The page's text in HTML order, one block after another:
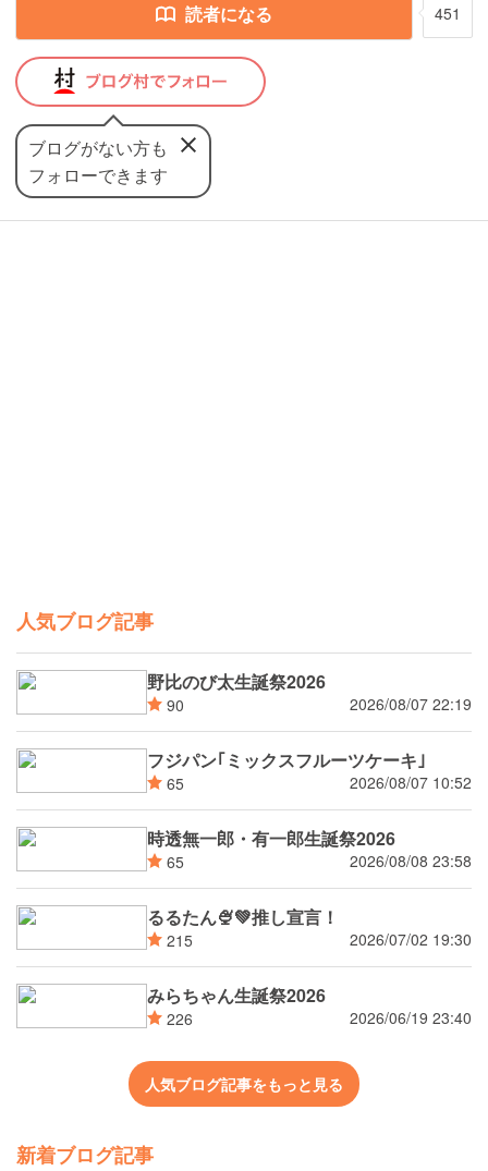
読者になる 451
ブログがない方も
フォローできます
人気ブログ記事
野比のび太生誕祭2026
90 2026/08/07 22:19
フジパン｢ミックスフルーツケーキ｣
65 2026/08/07 10:52
時透無一郎・有一郎生誕祭2026
65 2026/08/08 23:58
るるたん🍨‪💚推し宣言！
215 2026/07/02 19:30
みらちゃん生誕祭2026
226 2026/06/19 23:40
人気ブログ記事をもっと見る
新着ブログ記事